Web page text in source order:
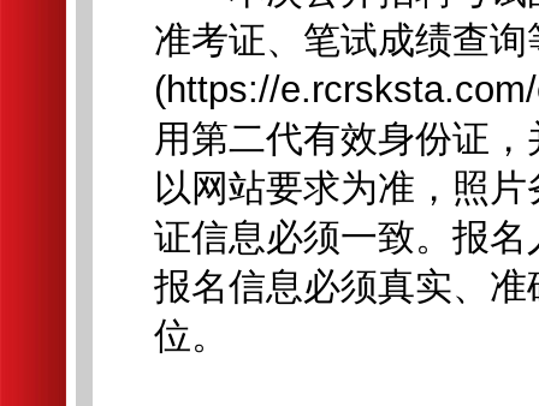
准考证、笔试成绩查
(https://
用第二代有效身份证
以网站要求为准，照
证信息必须一致。报
报名信息必须真实、
位。